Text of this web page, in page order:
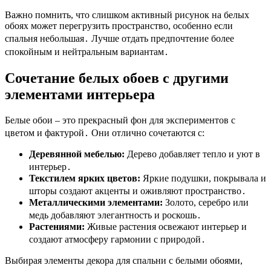
Важно помнить, что слишком активный рисунок на белых
обоях может перегрузить пространство, особенно если
спальня небольшая․ Лучше отдать предпочтение более
спокойным и нейтральным вариантам․
Сочетание белых обоев с другими
элементами интерьера
Белые обои – это прекрасный фон для экспериментов с
цветом и фактурой․ Они отлично сочетаются с:
Деревянной мебелью: Дерево добавляет тепло и уют в
интерьер․
Текстилем ярких цветов: Яркие подушки, покрывала и
шторы создают акценты и оживляют пространство․
Металлическими элементами: Золото, серебро или
медь добавляют элегантность и роскошь․
Растениями: Живые растения освежают интерьер и
создают атмосферу гармонии с природой․
Выбирая элементы декора для спальни с белыми обоями,